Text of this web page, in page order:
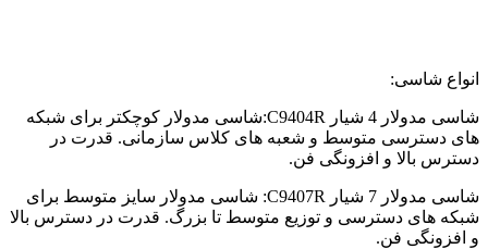
انواع شاسی:
شاسی مدولار 4 شیار C9404R:شاسی مدولار کوچکتر برای شبکه
های دسترسی متوسط ​​و شعبه های کلاس سازمانی. قدرت در
دسترس بالا و افزونگی فن.
شاسی مدولار 7 شیار C9407R: شاسی مدولار سایز متوسط ​​برای
شبکه های دسترسی و توزیع متوسط ​​تا بزرگ. قدرت در دسترس بالا
و افزونگی فن.